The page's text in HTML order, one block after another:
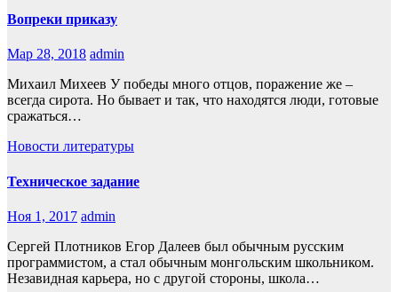
Вопреки приказу
Мар 28, 2018 admin
Михаил Михеев У победы много отцов, поражение же –
всегда сирота. Но бывает и так, что находятся люди, готовые
сражаться…
Новости литературы
Техническое задание
Ноя 1, 2017 admin
Сергей Плотников Егор Далеев был обычным русским
программистом, а стал обычным монгольским школьником.
Незавидная карьера, но с другой стороны, школа…